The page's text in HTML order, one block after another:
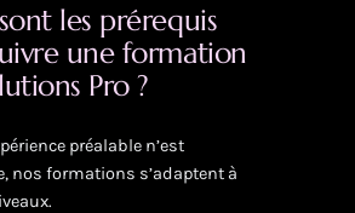
les prérequis
une formation
Pro ?
préalable n’est
nos formations s’adaptent à